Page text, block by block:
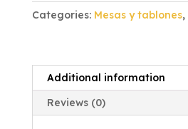
Categories: Mesas y tablones,
Additional information
Reviews (0)